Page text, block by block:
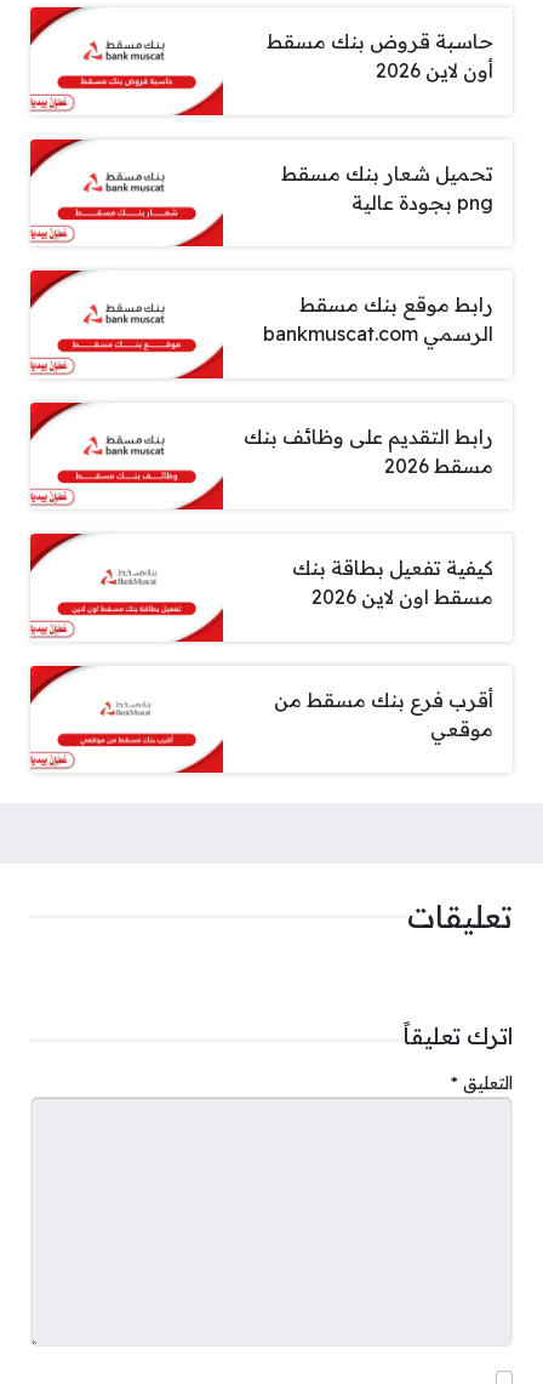
حاسبة قروض بنك مسقط
أون لاين 2026
تحميل شعار بنك مسقط
png بجودة عالية
رابط موقع بنك مسقط
الرسمي bankmuscat.com
رابط التقديم على وظائف بنك
مسقط 2026
كيفية تفعيل بطاقة بنك
مسقط اون لاين 2026
أقرب فرع بنك مسقط من
موقعي
تعليقات
اترك تعليقاً
التعليق *